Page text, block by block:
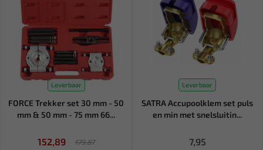
Leverbaar
FORCE Trekker set 30 mm - 50
mm & 50 mm - 75 mm 66...
152,89
179,87
Leverbaar
SATRA Accupoolklem set puls
en min met snelsluitin...
7,95